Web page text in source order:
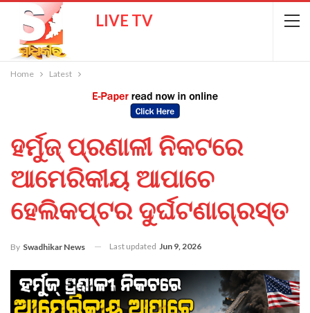
LIVE TV
Home Latest
ହର୍ମୁଜ୍ ପ୍ରଣାଳୀ ନିକଟରେ
ଆମେରିକୀୟ ଆପାଚେ
ହେଲିକପ୍ଟର ଦୁର୍ଘଟଣାଗ୍ରସ୍ତ
By Swadhikar News Last updated Jun 9, 2026